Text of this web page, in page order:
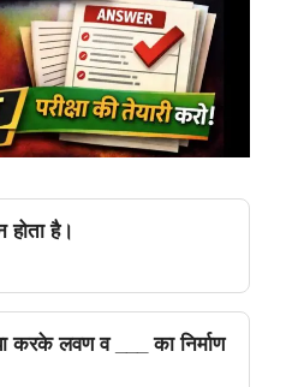
है।
करके लवण व ___ का निर्माण